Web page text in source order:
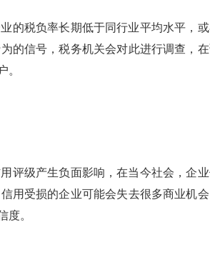
的税负率长期低于同行业平均水平，
的信号，税务机关会对此进行调查，在
。
评级产生负面影响，在当今社会，企
用受损的企业可能会失去很多商业机会
度。